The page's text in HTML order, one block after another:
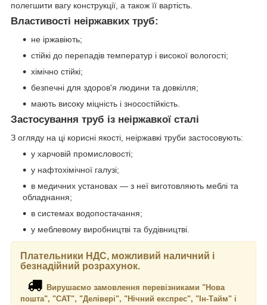
полегшити вагу конструкції, а також її вартість.
Властивості неіржавких труб:
не іржавіють;
стійкі до перепадів температур і високої вологості;
хімічно стійкі;
безпечні для здоров'я людини та довкілля;
мають високу міцність і зносостійкість.
Застосування труб із неіржавкої сталі
З огляду на ці корисні якості, неіржавкі труби застосовують:
у харчовій промисловості;
у нафтохімічної галузі;
в медичних установах — з неї виготовляють меблі та
обладнання;
в системах водопостачання;
у меблевому виробництві та будівництві.
Плательники НДС, можливий наличний і
безнадійний розрахунок.
Вирушаємо замовлення перевізниками "Нова
пошта", "САТ", "Делівері", "Нічний експрес", "Ін-Тайм" і